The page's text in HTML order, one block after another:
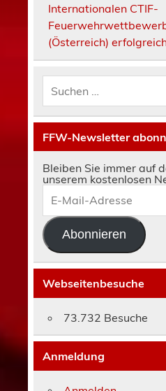
Internationalen CTIF-
(Österreich)
FFW-Newsletter
Bleiben Sie immer auf
unserem kostenlosen
E-
Mail-
Adresse
Abonnieren
Webseitenbesuche
73.732 Besuche
Anmeldung